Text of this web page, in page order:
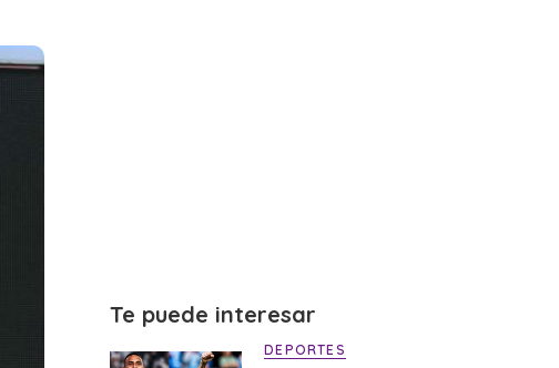
Te puede interesar
DEPORTES